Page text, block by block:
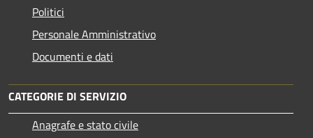
Politici
Personale Amministrativo
Documenti e dati
CATEGORIE DI SERVIZIO
Anagrafe e stato civile